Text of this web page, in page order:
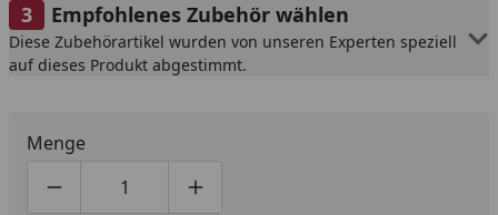
Empfohlenes Zubehör wählen
Diese Zubehörartikel wurden von unseren Experten speziell
auf dieses Produkt abgestimmt.
Menge
Produktmenge um eins verringern
Produktmenge manuell eingeben
Produktmenge um eins erhöhen